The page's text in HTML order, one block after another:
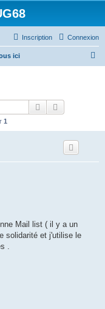
Connexion
Inscription
ici
Rechercher
1
Mail list ( il y a un
solidarité et j'utilise le
.